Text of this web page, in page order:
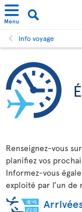
Menu
Info voyage
Renseignez-vous
planifiez vos
Informez-vous
exploité par l’un de